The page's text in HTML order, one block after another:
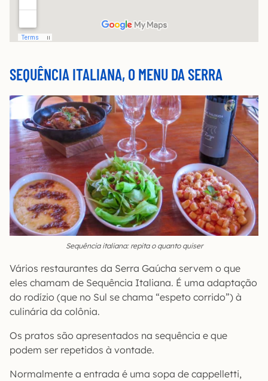
SEQUÊNCIA ITALIANA, O MENU DA SERRA
Sequência italiana: repita o quanto quiser
Vários restaurantes da Serra Gaúcha servem o que
eles chamam de Sequência Italiana. É uma adaptação
do rodízio (que no Sul se chama “espeto corrido”) à
culinária da colônia.
Os pratos são apresentados na sequência e que
podem ser repetidos à vontade.
Normalmente a entrada é uma sopa de cappelletti,